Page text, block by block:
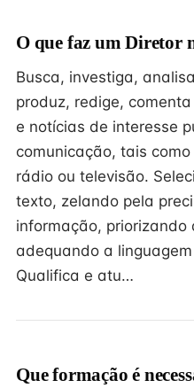
O que faz um Diretor
Busca, investiga,
produz, redige,
e notícias de interesse
comunicação, tais
rádio ou televisão.
texto, zelando pela
informação,
adequando a
Qualifica e atu…
Que formação é